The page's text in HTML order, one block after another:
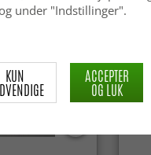
under "Indstillinger".
KUN ACCEPTER
OG LUK